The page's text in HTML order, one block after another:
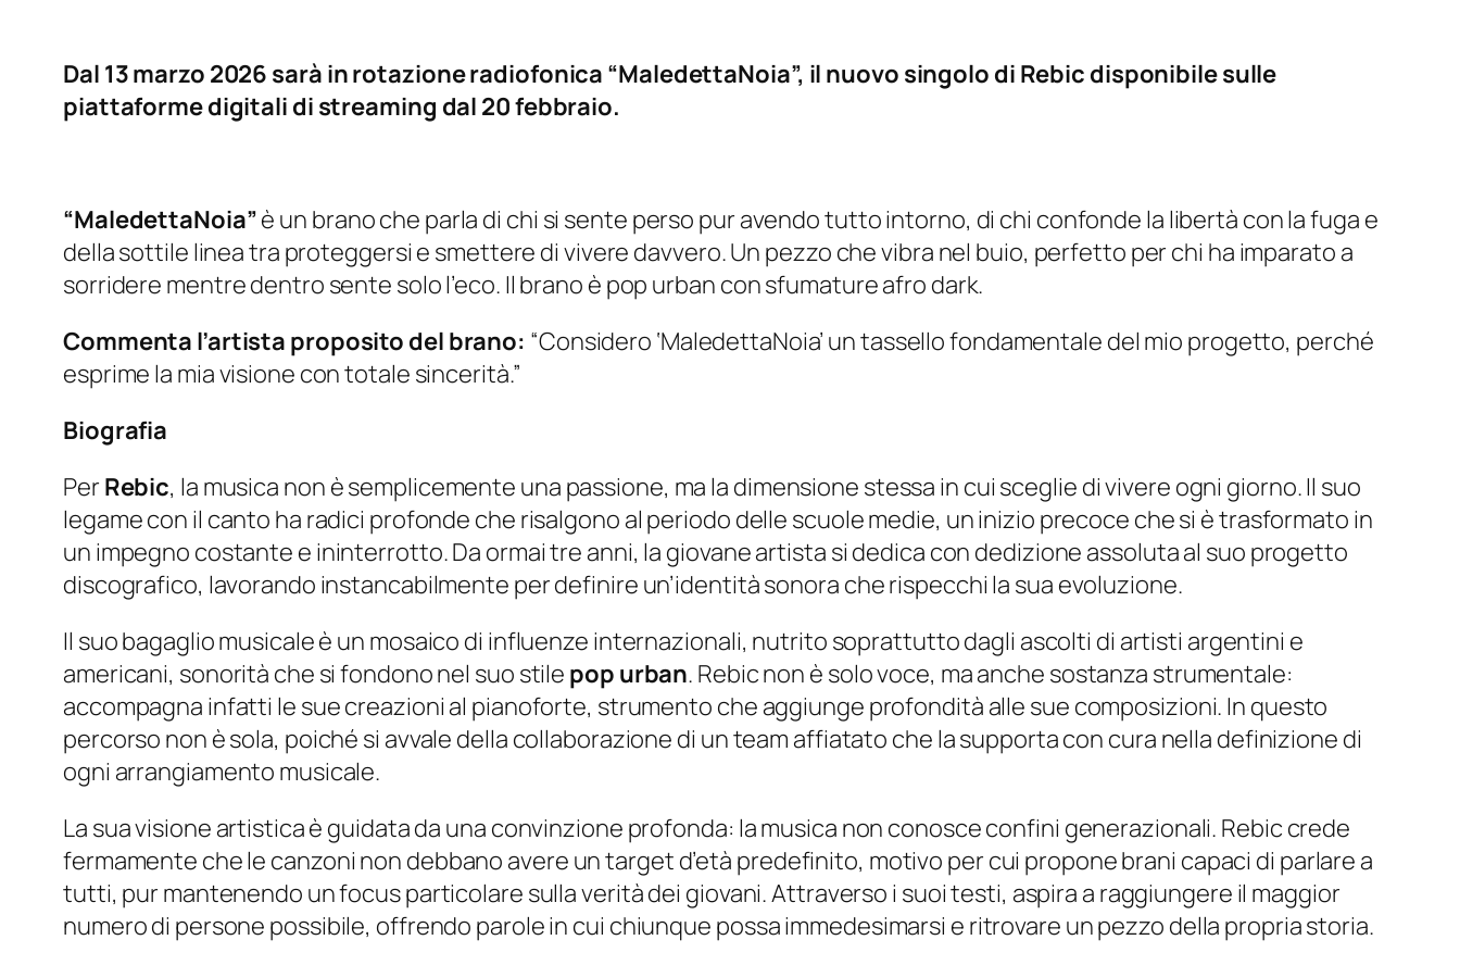
Dal 13 marzo 2026 sarà in rotazione radiofonica “MaledettaNoia”, il nuovo singolo di Rebic disponibile sulle
piattaforme digitali di streaming dal 20 febbraio.
“MaledettaNoia”è un brano che parla di chi si sente perso pur avendo tutto intorno, di chi confonde la libertà con la fuga e
della sottile linea tra proteggersi e smettere di vivere davvero. Un pezzo che vibra nel buio, perfetto per chi ha imparato a
sorridere mentre dentro sente solo l’eco. Il brano è pop urban con sfumature afro dark.
Commenta l’artista proposito del brano: “Considero ‘MaledettaNoia’ un tassello fondamentale del mio progetto, perché
esprime la mia visione con totale sincerità.”
Biografia
Per Rebic, la musica non è semplicemente una passione, ma la dimensione stessa in cui sceglie di vivere ogni giorno. Il suo
legame con il canto ha radici profonde che risalgono al periodo delle scuole medie, un inizio precoce che si è trasformato in
un impegno costante e ininterrotto. Da ormai tre anni, la giovane artista si dedica con dedizione assoluta al suo progetto
discografico, lavorando instancabilmente per definire un’identità sonora che rispecchi la sua evoluzione.
Il suo bagaglio musicale è un mosaico di influenze internazionali, nutrito soprattutto dagli ascolti di artisti argentini e
americani, sonorità che si fondono nel suo stile pop urban. Rebic non è solo voce, ma anche sostanza strumentale:
accompagna infatti le sue creazioni al pianoforte, strumento che aggiunge profondità alle sue composizioni. In questo
percorso non è sola, poiché si avvale della collaborazione di un team affiatato che la supporta con cura nella definizione di
ogni arrangiamento musicale.
La sua visione artistica è guidata da una convinzione profonda: la musica non conosce confini generazionali. Rebic crede
fermamente che le canzoni non debbano avere un target d’età predefinito, motivo per cui propone brani capaci di parlare a
tutti, pur mantenendo un focus particolare sulla verità dei giovani. Attraverso i suoi testi, aspira a raggiungere il maggior
numero di persone possibile, offrendo parole in cui chiunque possa immedesimarsi e ritrovare un pezzo della propria storia.